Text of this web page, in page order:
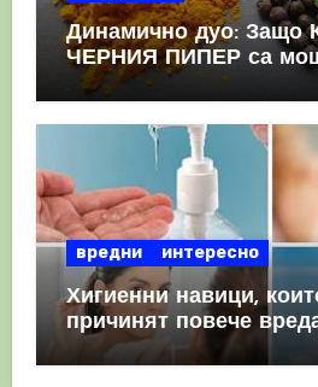
Динамично дуо: Защо
ЧЕРНИЯ ПИПЕР са
комбинация
вредни интересно
Хигиенни навици,
причинят повече
полза